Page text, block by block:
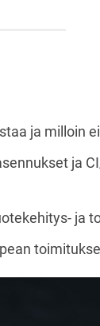
ja milloin
ja
ja